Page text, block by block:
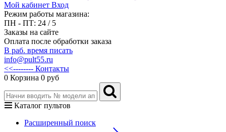
Мой кабинет Вход
Режим работы магазина:
ПН - ПТ: 24 / 5
Заказы на сайте
Оплата после обработки заказа
В раб. время писать
info@pult55.ru
<<-------- Контакты
0 Корзина 0 руб
Каталог пультов
Расширенный поиск